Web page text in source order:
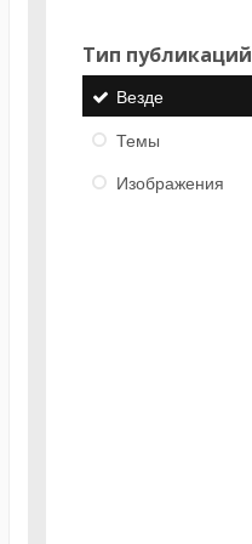
Тип публикаций
Везде
Темы
Изображения